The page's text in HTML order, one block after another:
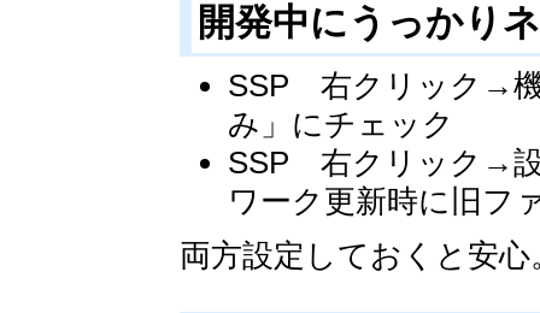
開発中にうっかり
SSP 右クリック→
み」にチェック
SSP 右クリック→
ワーク更新時に旧フ
両方設定しておくと安心